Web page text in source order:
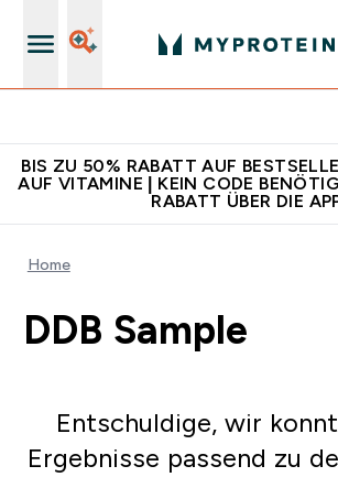
BIS ZU 50% RABATT AUF
AUF VITAMINE | KEIN CODE
RABATT ÜBER DIE
Home
DDB Sample
Entschuldige, wir
Ergebnisse passend zu